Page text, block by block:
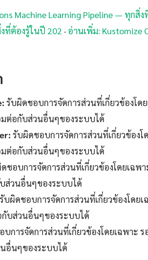
Machine Learning Pipeline — ทุกสิ่ง
ที่ต้องรู้ในปี 202 · อ่านเพิ่ม: Kustomize
รับผิดชอบการจัดการส่วนที่เกี่ยวข้องโด
มต่อกับส่วนอื่นๆของระบบได้
รับผิดชอบการจัดการส่วนที่เกี่ยวข้อง
มต่อกับส่วนอื่นๆของระบบได้
ชอบการจัดการส่วนที่เกี่ยวข้องโดยเฉพ
ส่วนอื่นๆของระบบได้
รับผิดชอบการจัดการส่วนที่เกี่ยวข้องโดย
กับส่วนอื่นๆของระบบได้
การจัดการส่วนที่เกี่ยวข้องโดยเฉพาะ
อื่นๆของระบบได้